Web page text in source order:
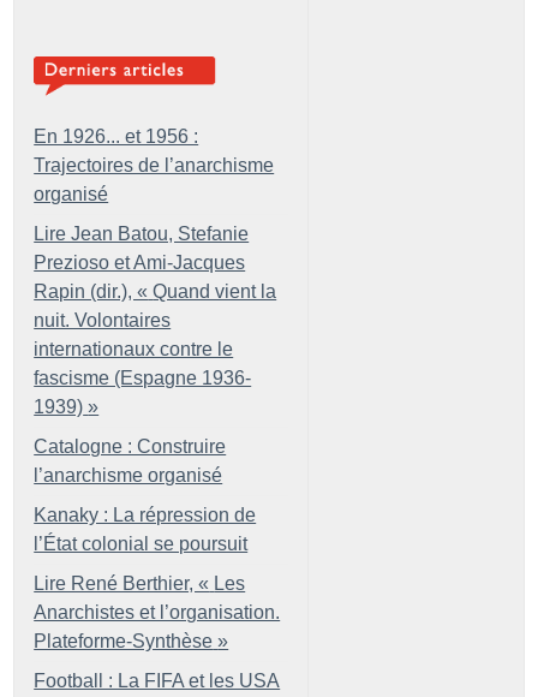
En 1926... et 1956 :
Trajectoires de l’anarchisme
organisé
Lire Jean Batou, Stefanie
Prezioso et Ami-Jacques
Rapin (dir.), « Quand vient la
nuit. Volontaires
internationaux contre le
fascisme (Espagne 1936-
1939) »
Catalogne : Construire
l’anarchisme organisé
Kanaky : La répression de
l’État colonial se poursuit
Lire René Berthier, « Les
Anarchistes et l’organisation.
Plateforme-Synthèse »
Football : La FIFA et les USA